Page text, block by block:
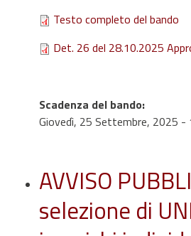
Testo completo del bando
Det. 26 del 28.10.2025
Scadenza del bando:
Giovedì, 25 Settembre, 2025 -
AVVISO
selezione di